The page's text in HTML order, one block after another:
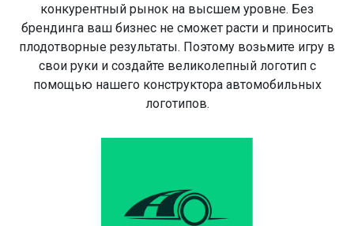
конкурентный рынок на высшем уровне. Без
брендинга ваш бизнес не сможет расти и приносить
плодотворные результаты. Поэтому возьмите игру в
свои руки и создайте великолепный логотип с
помощью нашего конструктора автомобильных
логотипов.